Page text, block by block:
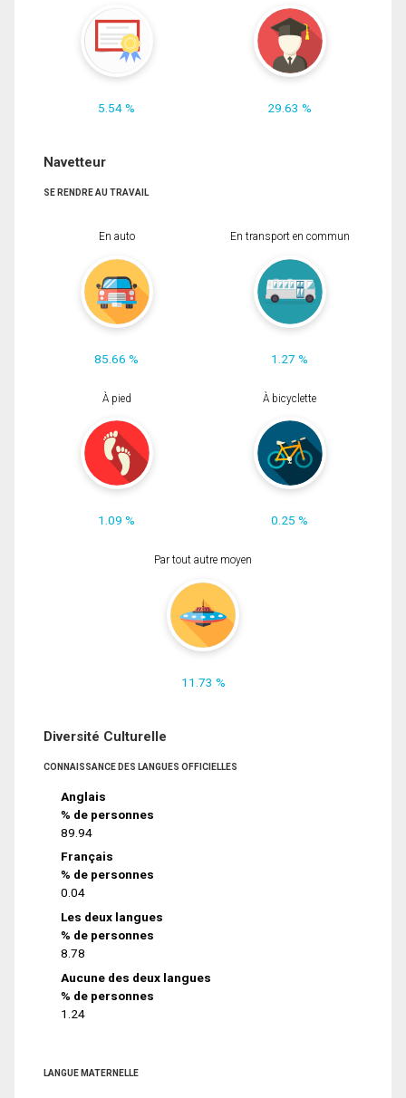
5.54 % 29.63 %
Navetteur
SE RENDRE AU TRAVAIL
En auto
85.66 %
En transport en commun
1.27 %
À pied
1.09 %
À bicyclette
0.25 %
Par tout autre moyen
11.73 %
Diversité Culturelle
CONNAISSANCE DES LANGUES OFFICIELLES
Anglais
% de personnes
89.94
Français
% de personnes
0.04
Les deux langues
% de personnes
8.78
Aucune des deux langues
% de personnes
1.24
LANGUE MATERNELLE